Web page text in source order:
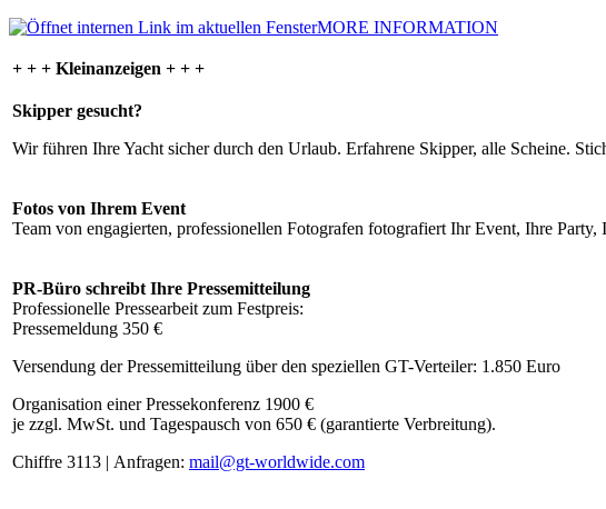
MORE INFORMATION
+ + + Kleinanzeigen + + +
Skipper gesucht?
Wir führen Ihre Yacht sicher durch den Urlaub. Erfahrene Skipper, alle Scheine.
Fotos von Ihrem Event
Team von engagierten, professionellen Fotografen fotografiert Ihr Event, Ihre
PR-Büro schreibt Ihre Pressemitteilung
Professionelle Pressearbeit zum Festpreis:
Pressemeldung 350 €
Versendung der Pressemitteilung über den speziellen GT-Verteiler: 1.850 Euro
Organisation einer Pressekonferenz 1900 €
je zzgl. MwSt. und Tagespausch von 650 € (garantierte Verbreitung).
Chiffre 3113 | Anfragen: mail@gt-worldwide.com